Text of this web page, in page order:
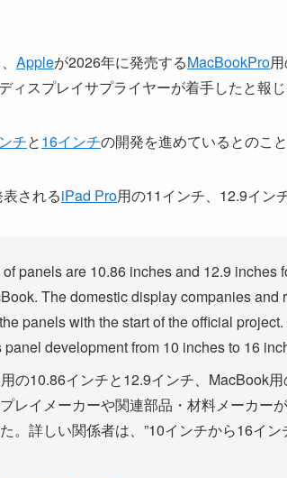
Appleが2026年に発売するMacBookPro
ィスプレイサプライヤーが着手したと報じ
チと16インチの開発を進めているとのこと
されるiPad Pro用の11インチ、12.9イン
panels are 10.86 inches and 12.9 inches
The domestic display companies
panels with the start of the official
panel development from 10 inches to 16
の10.86インチと12.9インチ、MacBook
レイメーカーや関連部品・材料メーカー
。詳しい関係者は、”10インチから16イ